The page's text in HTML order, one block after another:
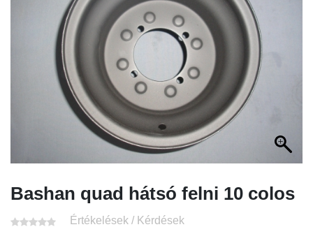
Bashan quad hátsó felni 10 colos
Értékelések / Kérdések